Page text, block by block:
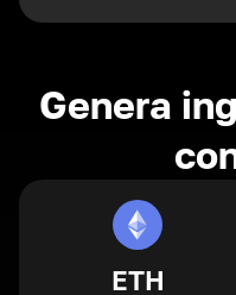
Genera
ETH